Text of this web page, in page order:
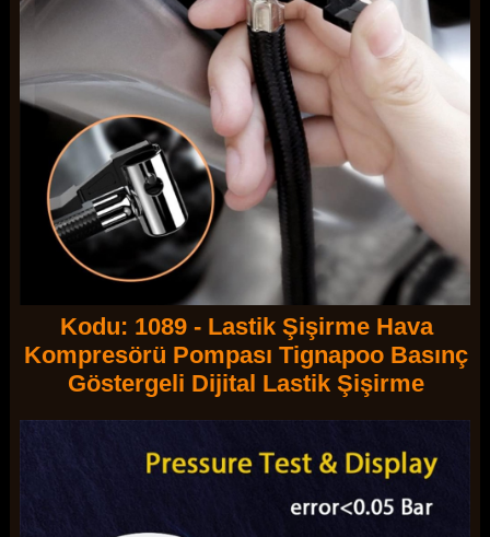
Kodu: 1089 - Lastik Şişirme Hava
Kompresörü Pompası Tignapoo Basınç
Göstergeli Dijital Lastik Şişirme